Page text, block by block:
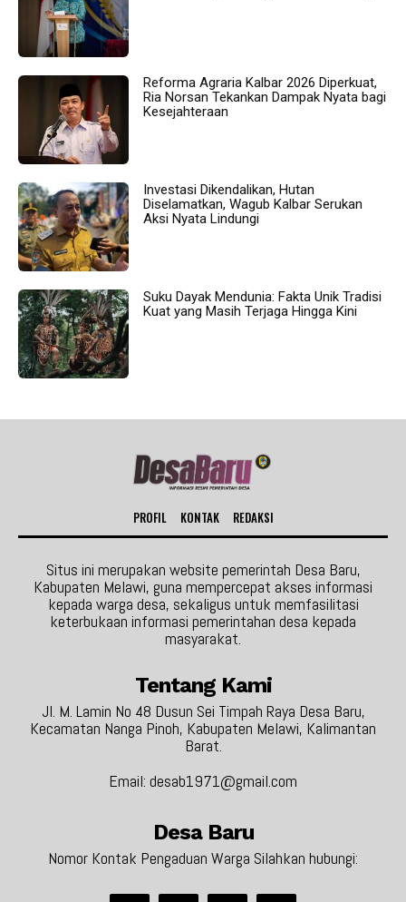
Reforma Agraria Kalbar 2026 Diperkuat,
Ria Norsan Tekankan Dampak Nyata bagi
Kesejahteraan
Investasi Dikendalikan, Hutan
Diselamatkan, Wagub Kalbar Serukan
Aksi Nyata Lindungi
Suku Dayak Mendunia: Fakta Unik Tradisi
Kuat yang Masih Terjaga Hingga Kini
PROFIL KONTAK REDAKSI
Situs ini merupakan website pemerintah Desa Baru,
Kabupaten Melawi, guna mempercepat akses informasi
kepada warga desa, sekaligus untuk memfasilitasi
keterbukaan informasi pemerintahan desa kepada
masyarakat.
Tentang Kami
Jl. M. Lamin No 48 Dusun Sei Timpah Raya Desa Baru,
Kecamatan Nanga Pinoh, Kabupaten Melawi, Kalimantan
Barat.
Email: desab1971@gmail.com
Desa Baru
Nomor Kontak Pengaduan Warga Silahkan hubungi: